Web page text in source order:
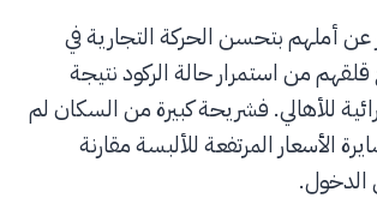
عن أملهم بتحسن الحركة التجارية في
قلقهم من استمرار حالة الركود نتيجة
للأهالي. فشريحة كبيرة من السكان لم
الأسعار المرتفعة للألبسة مقارنة